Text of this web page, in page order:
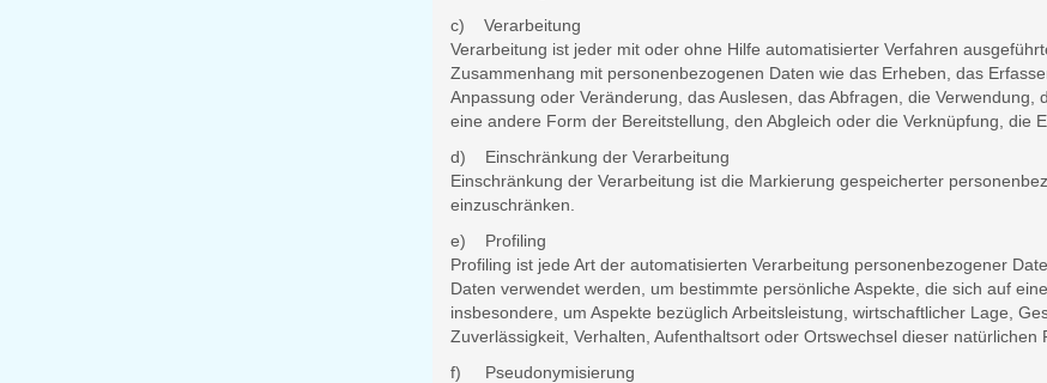
c) Verarbeitung
Verarbeitung ist jeder mit oder ohne Hilfe automatisierter Verfahren
Zusammenhang mit personenbezogenen Daten wie das Erheben, das
Anpassung oder Veränderung, das Auslesen, das Abfragen, die
eine andere Form der Bereitstellung, den Abgleich oder die Verknüpfung, die
d) Einschränkung der Verarbeitung
Einschränkung der Verarbeitung ist die Markierung gespeicherter
einzuschränken.
e) Profiling
Profiling ist jede Art der automatisierten Verarbeitung personenbezogener
Daten verwendet werden, um bestimmte persönliche Aspekte, die sich auf
insbesondere, um Aspekte bezüglich Arbeitsleistung, wirtschaftlicher Lage,
Zuverlässigkeit, Verhalten, Aufenthaltsort oder Ortswechsel dieser natürlichen
f) Pseudonymisierung